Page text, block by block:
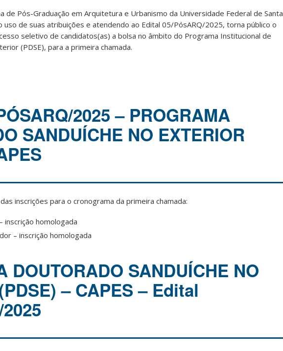
de Pós-Graduação em Arquitetura e Urbanismo da Universidade Federal de Santa
uso de suas atribuições e atendendo ao Edital 05/PósARQ/2025, torna público o
seletivo de candidatos(as) a bolsa no âmbito do Programa Institucional de
(PDSE), para a primeira chamada.
2025 – PROGRAMA
SANDUÍCHE NO EXTERIOR
inscrições para o cronograma da primeira chamada:
inscrição homologada
– inscrição homologada
DOUTORADO SANDUÍCHE NO
– CAPES – Edital